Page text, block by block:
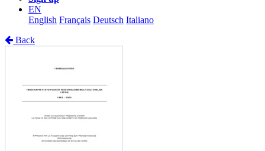
EN
English Français Deutsch Italiano
Back